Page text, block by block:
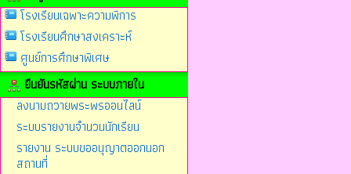
โรงเรียนเฉพาะความพิการ
โรงเรียนศึกษาสงเคราะห์
ศูนย์การศึกษาพิเศษ
ยืนยันรหัสผ่าน ระบบภายใน
ลงนามถวายพระพรออนไลน์
ระบบรายงานจำนวนนักเรียน
รายงาน ระบบขออนุญาตออกนอก
สถานที่